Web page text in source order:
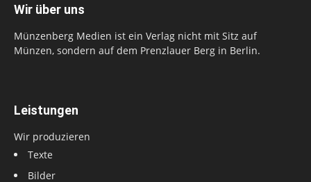
Wir über uns
Münzenberg Medien ist ein Verlag nicht mit Sitz auf
Münzen, sondern auf dem Prenzlauer Berg in Berlin.
Leistungen
Wir produzieren
Texte
Bilder